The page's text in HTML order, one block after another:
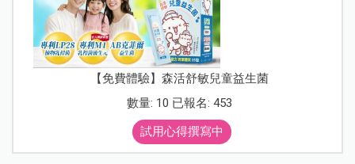
【免費體驗】森活舒敏兒童益生菌
數量: 10 已報名: 453
試用心得撰寫中